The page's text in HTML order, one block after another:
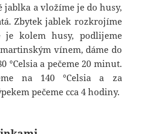
a vložíme je do husy,
Zbytek jablek rozkrojíme
kolem husy, podlijeme
vínem, dáme do
°Celsia a pečeme 20 minut.
na 140 °Celsia a za
pečeme cca 4 hodiny.